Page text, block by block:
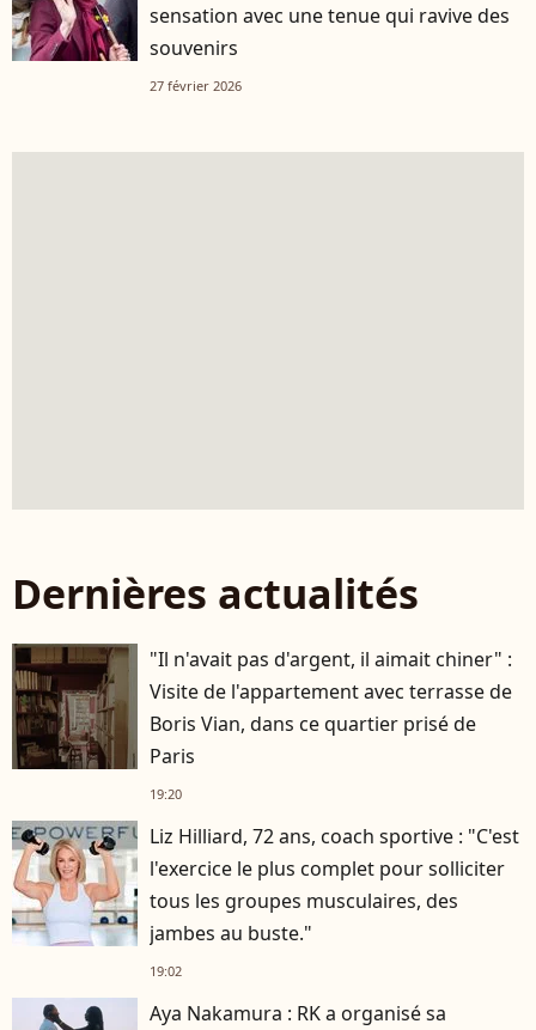
sensation avec une tenue qui ravive des
souvenirs
27 février 2026
Dernières actualités
"Il n'avait pas d'argent, il aimait chiner" :
Visite de l'appartement avec terrasse de
Boris Vian, dans ce quartier prisé de
Paris
19:20
Liz Hilliard, 72 ans, coach sportive : "C'est
l'exercice le plus complet pour solliciter
tous les groupes musculaires, des
jambes au buste."
19:02
Aya Nakamura : RK a organisé sa